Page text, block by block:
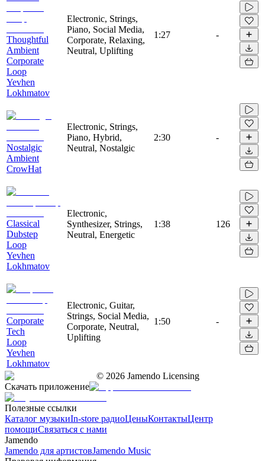
Thoughtful
Ambient
Corporate
Loop
Yevhen
Lokhmatov
Electronic, Strings,
Piano, Social Media,
Corporate, Relaxing,
Neutral, Uplifting
1:27 -
Nostalgic
Ambient
CrowHat
Electronic, Strings,
Piano, Hybrid,
Neutral, Nostalgic
2:30 -
Classical
Dubstep
Loop
Yevhen
Lokhmatov
Electronic,
Synthesizer, Strings,
Neutral, Energetic
1:38 126
Corporate
Tech
Loop
Yevhen
Lokhmatov
Electronic, Guitar,
Strings, Social Media,
Corporate, Neutral,
Uplifting
1:50 -
© 2026 Jamendo Licensing
Скачать приложение
Полезные ссылки
Каталог музыкиIn-store радиоЦеныКонтактыЦентр
помощиСвязаться с нами
Jamendo
Jamendo для артистовJamendo Music